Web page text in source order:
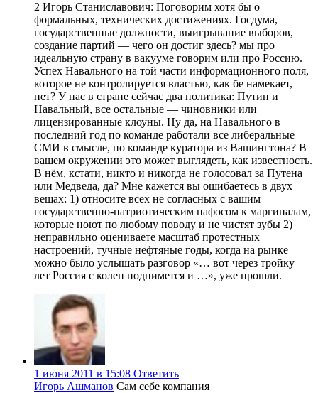
2 Игорь Станиславович: Поговорим хотя бы о
формальных, технических достижениях. Госдума,
государственные должности, выигрывание выборов,
создание партий — чего он достиг здесь? мы про
идеальную страну в вакууме говорим или про Россию.
Успех Навального на той части информационного поля,
которое не контролируется властью, как бе намекает,
нет? У нас в стране сейчас два политика: Путин и
Навальный, все остальные — чиновники или
лицензированные клоуны. Ну да, на Навального в
последний год по команде работали все либеральные
СМИ в смысле, по команде куратора из Вашингтона? В
вашем окружении это может выглядеть, как известность.
В нём, кстати, никто и никогда не голосовал за Путена
или Медведа, да? Мне кажется вы ошибаетесь в двух
вещах: 1) относите всех не согласных с вашим
государственно-патриотическим пафосом к маргиналам,
которые ноют по любому поводу и не чистят зубы 2)
неправильно оцениваете масштаб протестных
настроений, тучные нефтяные годы, когда на рынке
можно было услышать разговор «… вот через тройку
лет Россия с колен поднимется и …», уже прошли.
1 июня 2011 в 15:08 Ответить
Игорь Ашманов Сам себе компания